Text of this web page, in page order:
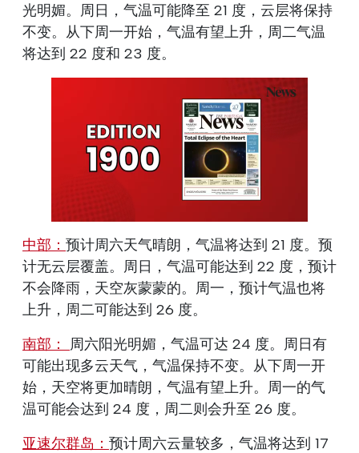
光明媚。周日，气温可能降至 21 度，云层将保持
不变。从下周一开始，气温有望上升，周二气温
将达到 22 度和 23 度。
中部： 预计周六天气晴朗，气温将达到 21 度。预
计无云层覆盖。周日，气温可能达到 22 度，预计
不会降雨，天空灰蒙蒙的。周一，预计气温也将
上升，周二可能达到 26 度。
南部： 周六阳光明媚，气温可达 24 度。周日有
可能出现多云天气，气温保持不变。从下周一开
始，天空将更加晴朗，气温有望上升。周一的气
温可能会达到 24 度，周二则会升至 26 度。
亚速尔群岛： 预计周六云量较多，气温将达到 17